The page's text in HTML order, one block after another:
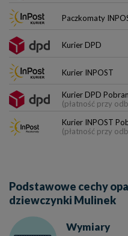
Paczkomaty
Kurier DPD
Kurier INPOST
Kurier DPD
(płatność przy
Kurier INPOST
(płatność przy
Podstawowe cechy
dziewczynki Mulinek
Wymiary